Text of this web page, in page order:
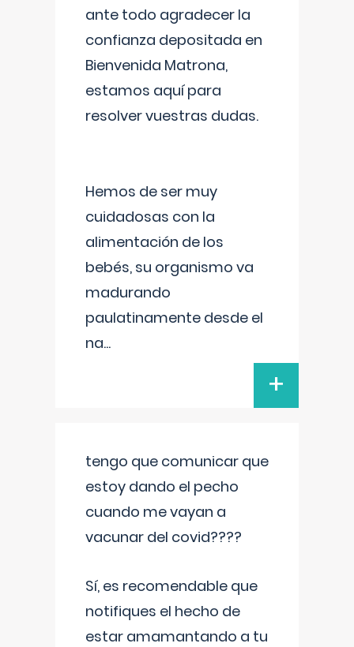
ante todo agradecer la
confianza depositada en
Bienvenida Matrona,
estamos aquí para
resolver vuestras dudas.
Hemos de ser muy
cuidadosas con la
alimentación de los
bebés, su organismo va
madurando
paulatinamente desde el
na...
+
tengo que comunicar que
estoy dando el pecho
cuando me vayan a
vacunar del covid????
Sí, es recomendable que
notifiques el hecho de
estar amamantando a tu